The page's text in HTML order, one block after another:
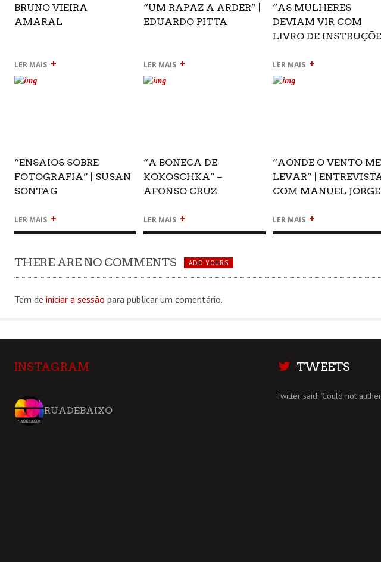
BRUNO VIEIRA
AMARAL
LER MAIS +
“UM RAPAZ A ARDER” |
EDUARDO PITTA
LER MAIS +
“AS MULHERES
DEVIAM VIR COM
LIVRO DE
MARMELO
LER MAIS +
“ENSAIOS SOBRE
FOTOGRAFIA” | SUSAN
SONTAG
LER MAIS +
“A BONECA DE
KOKOSCHKA” –
AFONSO CRUZ
LER MAIS +
“AONDE O VENTO ME
LEVAR” |
COM MANUEL JORGE
LER MAIS +
THERE ARE NO COMMENTS ADD YOURS
Tem de iniciar a sessão para publicar um comentário.
INSTAGRAM
RUADEBAIXO
TWEETS
Twitter said: "Could not